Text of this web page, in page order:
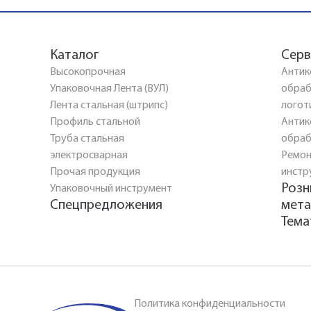
Каталог
Высокопрочная
Упаковочная Лента (ВУЛ)
Лента стальная (штрипс)
Профиль стальной
Труба стальная
электросварная
Прочая продукция
Упаковочный инструмент
Спецпредложения
Политика конфиденциальности